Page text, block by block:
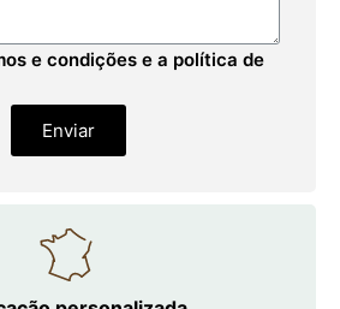
e condições e a política de
Enviar